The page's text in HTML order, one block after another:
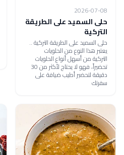
2026-07-08
حلى السميد على الطريقة
التركية
حلى السميد على الطريقة التركية ..
يعتبر هذا النوع من الحلويات
التركية من أسهل أنواع الحلويات
تحضيراً، فهو لا يحتاج لأكثر من 30
دقيقة لتحضير أطيب ضيافة على
سفرتك